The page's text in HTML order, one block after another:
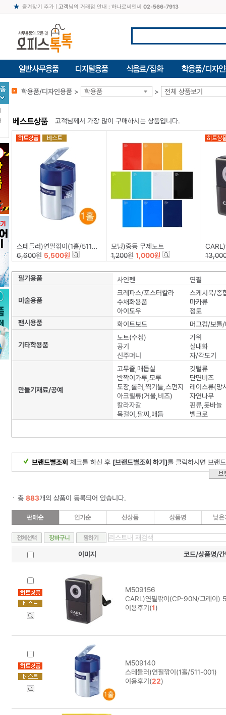
즐겨찾기 추가| 고객님의 거래점 안내 : 하나로씨엔씨 02-566-7913
학용품/디자인용품 > 학용품 > 전체 상품보기
고객님께서 가장 많이 구매하시는 상품입니다.
스테들러)연필깎이(1홀/511-001)
6,600원 5,500원
모닝)중등 무제노트
1,200원 1,000원
CARL)
필기용품 사인펜 연필
미술용품
크레파스/포스터칼라
스케치북/종
수채화용품
마카류
아이도우
점토
팬시용품
화이트보드 머그컵/보틀
기타학용품
노트(수첩)
가위
공기
실내화
신주머니
자/각도기
만들기재료/공예
고무줄,매듭실
깃털류
반짝이가루,모루
단면비즈
도장,롤러,찍기틀,스펀지
레이스류(망
아크릴류(거울,비즈)
자연나무
칼라자갈
핀류,돗바늘
목걸이,팔찌,매듭
벨크로
브랜드별조회 체크를 하신 후 [브랜드별조회 하기]를 클릭하시면 브랜
총 883개의 상품이 등록되어 있습니다.
이미지 코드/상품명/간
M509156
CARL)연필깎이(CP-90N/그레이
이용후기(1)
M509140
스테들러)연필깎이(1홀/511-001)
이용후기(22)